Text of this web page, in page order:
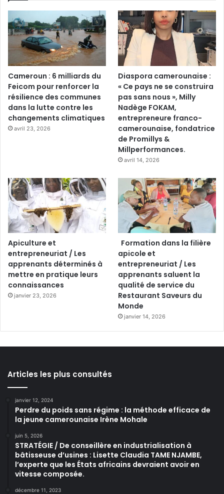
Cameroun : 6 milliards du
Feicom pour renforcer la
résilience des communes
dans la lutte contre les
changements climatiques
avril 23, 2026
Diaspora camerounaise :
« Ce pays ne se construira
pas sans nous », Milly
Nadège FOKAM,
entrepreneure franco-
camerounaise, fondatrice
de Promillys &
Millperformances.
avril 14, 2026
Apiculture et
entrepreneuriat / Les
apprenants déterminés à
mettre en pratique leurs
connaissances
janvier 23, 2026
Formation dans la filière
apicole et
entrepreneuriat / Les
apprenants saluent la
qualité de service du
Restaurant Saveurs du
Monde
janvier 14, 2026
Articles les plus consultés
janvier 12, 2024
Perdre du poids sans régime : la méthode efficace de
la jeune camerounaise Irène Mohale
juin 5, 2026
STRATÉGIE / De conseillère en industrialisation à
bâtisseuse d’usines : Lisette Claudia TAME NJAMBE,
l’experte que les États africains devraient avoir en
vitesse composée.
décembre 11, 2023